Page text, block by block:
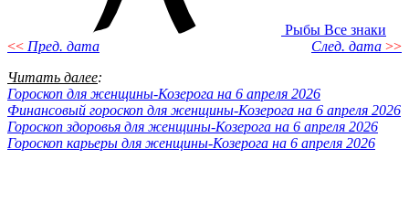
Рыбы Все знаки
<< Пред. дата След. дата >>
Читать далее:
Гороскоп для женщины-Козерога на 6 апреля 2026
Финансовый гороскоп для женщины-Козерога на 6 апреля 2026
Гороскоп здоровья для женщины-Козерога на 6 апреля 2026
Гороскоп карьеры для женщины-Козерога на 6 апреля 2026